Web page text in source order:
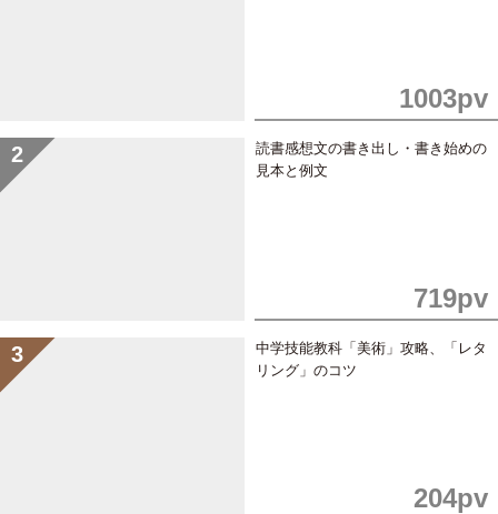
1003pv
読書感想文の書き出し・書き始めの
見本と例文
719pv
中学技能教科「美術」攻略、「レタ
リング」のコツ
204pv